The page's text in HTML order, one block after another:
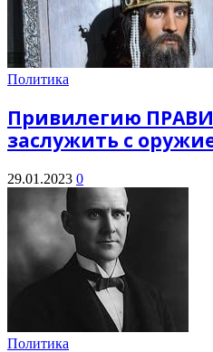
Политика
Привилегию
заслужить с
29.01.2023 0
Политика